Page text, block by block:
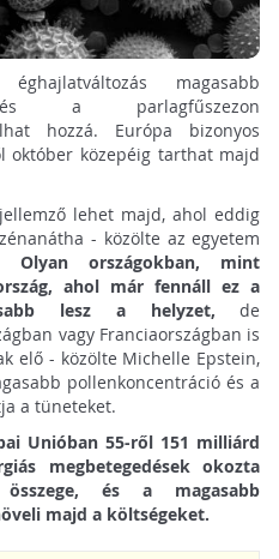
magasabb
és a parlagfűszezon
hozzá. Európa bizonyos
október közepéig tarthat majd
lehet majd, ahol eddig
- közölte az egyetem
Olyan országokban, mint
ahol már fennáll ez a
lesz a helyzet, de
vagy Franciaországban is
elő - közölte Michelle Epstein,
pollenkoncentráció és a
a tüneteket.
Unióban 55-ről 151 milliárd
megbetegedések okozta
és a magasabb
majd a költségeket.